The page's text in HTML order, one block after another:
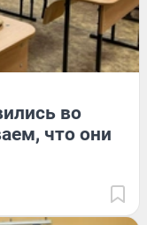
во
что они